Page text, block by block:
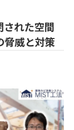
された空間
脅威と対策